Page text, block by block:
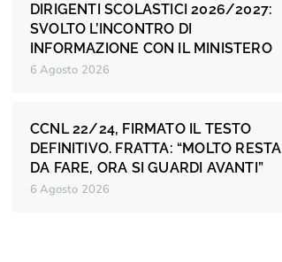
DIRIGENTI SCOLASTICI 2026/2027:
SVOLTO L’INCONTRO DI
INFORMAZIONE CON IL MINISTERO
6 Agosto 2026
CCNL 22/24, FIRMATO IL TESTO
DEFINITIVO. FRATTA: “MOLTO RESTA
DA FARE, ORA SI GUARDI AVANTI”
6 Agosto 2026